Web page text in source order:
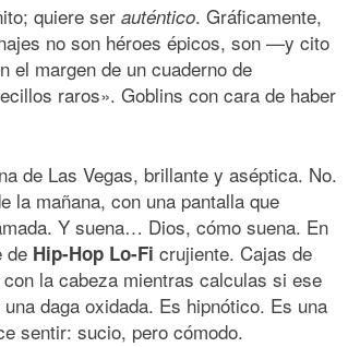
quiere ser auténtico. Gráficamente,
no son héroes épicos, son —y cito
el margen de un cuaderno de
raros». Goblins con cara de haber
de Las Vegas, brillante y aséptica. No.
la mañana, con una pantalla que
Y suena… Dios, cómo suena. En
de Hip-Hop Lo-Fi crujiente. Cajas de
la cabeza mientras calculas si ese
daga oxidada. Es hipnótico. Es una
sentir: sucio, pero cómodo.